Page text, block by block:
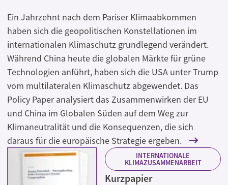
Ein Jahrzehnt nach dem Pariser Klimaabkommen
haben sich die geopolitischen Konstellationen im
internationalen Klimaschutz grundlegend verändert.
Während China heute die globalen Märkte für grüne
Technologien anführt, haben sich die USA unter Trump
vom multilateralen Klimaschutz abgewendet. Das
Policy Paper analysiert das Zusammenwirken der EU
und China im Globalen Süden auf dem Weg zur
Klimaneutralität und die Konsequenzen, die sich
daraus für die europäische Strategie ergeben.
INTERNATIONALE
KLIMAZUSAMMENARBEIT
Kurzpapier